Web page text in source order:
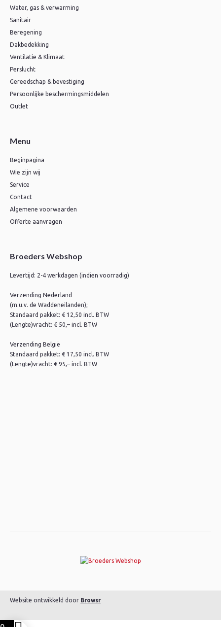
Water, gas & verwarming
Sanitair
Beregening
Dakbedekking
Ventilatie & Klimaat
Perslucht
Gereedschap & bevestiging
Persoonlijke beschermingsmiddelen
Outlet
Menu
Beginpagina
Wie zijn wij
Service
Contact
Algemene voorwaarden
Offerte aanvragen
Broeders Webshop
Levertijd: 2-4 werkdagen (indien voorradig)
Verzending Nederland
(m.u.v. de Waddeneilanden);
Standaard pakket: € 12,50 incl. BTW
(Lengte)vracht: € 50,– incl. BTW
Verzending België
Standaard pakket: € 17,50 incl. BTW
(Lengte)vracht: € 95,– incl. BTW
Website ontwikkeld door Browsr